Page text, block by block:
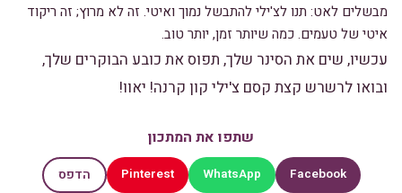
מבשלים לאט: תנו לצ'ילי להתבשל נמוך ואיטי. זה לא מרוץ; זה ריקוד
איטי של טעמים. כמה שיותר זמן, יותר טוב.
עכשיו, שים את הסינר שלך, תפוס את כובע הבוקרים שלך,
ובואו לרשרש קצת קסם צ'ילי קון קרנה! יאוו!
שתפו את המתכון
Facebook
WhatsApp
Pinterest הדפס